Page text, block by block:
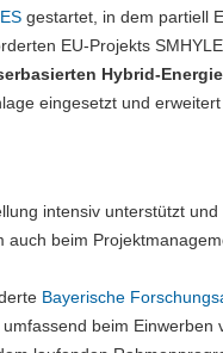
gestartet, in dem partiell
EU-Projekts
Hybrid-
eingesetzt und
intensiv unterstützt
beim
Bayerische
beim